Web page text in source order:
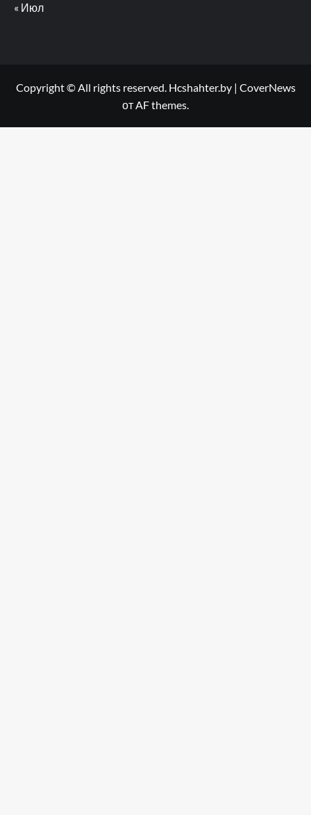
« Июл
Copyright © All rights reserved. Hcshahter.by | CoverNews
от AF themes.